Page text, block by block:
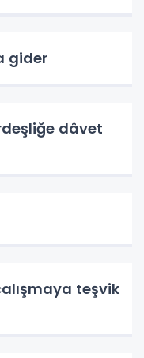
gider
dâvet
teşvik